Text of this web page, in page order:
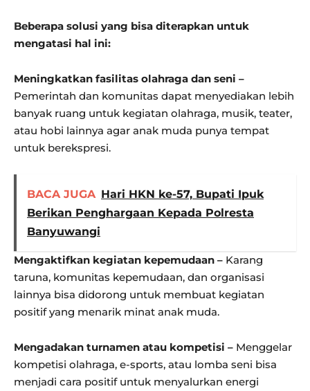
Beberapa solusi yang bisa diterapkan untuk
mengatasi hal ini:
Meningkatkan fasilitas olahraga dan seni –
Pemerintah dan komunitas dapat menyediakan lebih
banyak ruang untuk kegiatan olahraga, musik, teater,
atau hobi lainnya agar anak muda punya tempat
untuk berekspresi.
BACA JUGA Hari HKN ke-57, Bupati Ipuk
Berikan Penghargaan Kepada Polresta
Banyuwangi
Mengaktifkan kegiatan kepemudaan – Karang
taruna, komunitas kepemudaan, dan organisasi
lainnya bisa didorong untuk membuat kegiatan
positif yang menarik minat anak muda.
Mengadakan turnamen atau kompetisi – Menggelar
kompetisi olahraga, e-sports, atau lomba seni bisa
menjadi cara positif untuk menyalurkan energi